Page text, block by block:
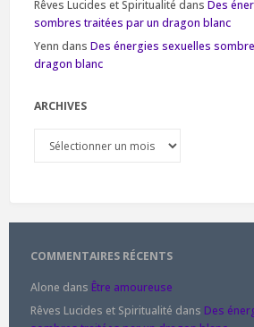
Rêves Lucides et Spiritualité dans Des
sombres traitées par un dragon blanc
Yenn dans Des énergies sexuelles
dragon blanc
ARCHIVES
COMMENTAIRES RÉCENTS
Alone dans Être amoureuse
Rêves Lucides et Spiritualité dans Des